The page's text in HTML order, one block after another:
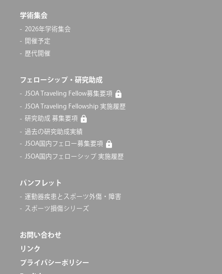
学術集会
2026年学術集会
開催予定
歴代開催
フェローシップ・研究助成
JSOA Traveling Fellow募集要項
JSOA Traveling Fellowship 実施履歴
研究助成 募集要項
過去の研究助成実績
JSOA国内フェロー募集要項
JSOA国内フェローシップ 実施履歴
パンフレット
運動器疾患とスポーツ外傷・障害
スポーツ損傷シリーズ
お問い合わせ
リンク
プライバシーポリシー